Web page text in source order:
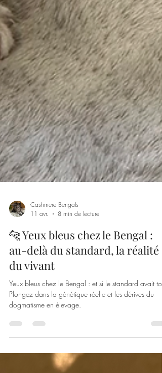
Cashmere Bengals
11 avr.
8 min de lecture
🐆 Yeux bleus chez le Bengal :
au-delà du standard, la réalité
du vivant